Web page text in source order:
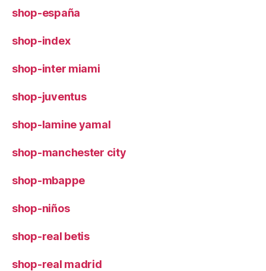
shop-españa
shop-index
shop-inter miami
shop-juventus
shop-lamine yamal
shop-manchester city
shop-mbappe
shop-niños
shop-real betis
shop-real madrid